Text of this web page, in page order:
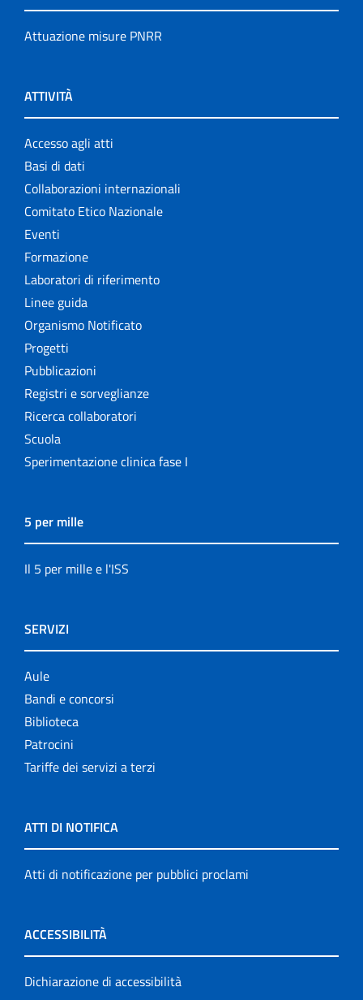
Attuazione misure PNRR
ATTIVITÀ
Accesso agli atti
Basi di dati
Collaborazioni internazionali
Comitato Etico Nazionale
Eventi
Formazione
Laboratori di riferimento
Linee guida
Organismo Notificato
Progetti
Pubblicazioni
Registri e sorveglianze
Ricerca collaboratori
Scuola
Sperimentazione clinica fase I
5 per mille
Il 5 per mille e l'ISS
SERVIZI
Aule
Bandi e concorsi
Biblioteca
Patrocini
Tariffe dei servizi a terzi
ATTI DI NOTIFICA
Atti di notificazione per pubblici proclami
ACCESSIBILITÀ
Dichiarazione di accessibilità